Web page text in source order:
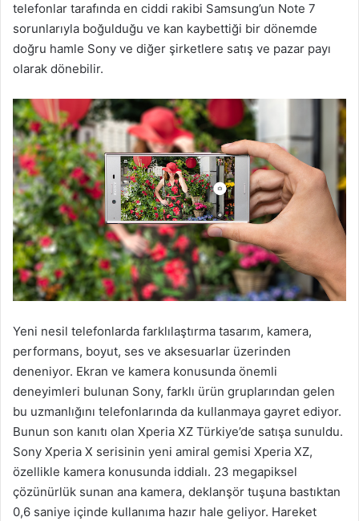
telefonlar tarafında en ciddi rakibi Samsung’un Note 7
sorunlarıyla boğulduğu ve kan kaybettiği bir dönemde
doğru hamle Sony ve diğer şirketlere satış ve pazar payı
olarak dönebilir.
Yeni nesil telefonlarda farklılaştırma tasarım, kamera,
performans, boyut, ses ve aksesuarlar üzerinden
deneniyor. Ekran ve kamera konusunda önemli
deneyimleri bulunan Sony, farklı ürün gruplarından gelen
bu uzmanlığını telefonlarında da kullanmaya gayret ediyor.
Bunun son kanıtı olan Xperia XZ Türkiye’de satışa sunuldu.
Sony Xperia X serisinin yeni amiral gemisi Xperia XZ,
özellikle kamera konusunda iddialı. 23 megapiksel
çözünürlük sunan ana kamera, deklanşör tuşuna bastıktan
0,6 saniye içinde kullanıma hazır hale geliyor. Hareket